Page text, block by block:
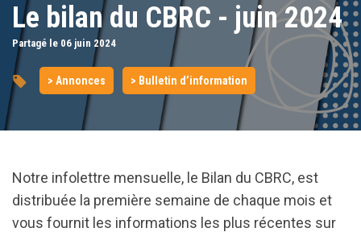
Le bilan du CBRC - juin 2024
Partagé le 06 juin 2024
> Annonces > Bulletin d’information
Notre infolettre mensuelle, le Bilan du CBRC, est
distribuée la première semaine de chaque mois et
vous fournit les informations les plus récentes sur